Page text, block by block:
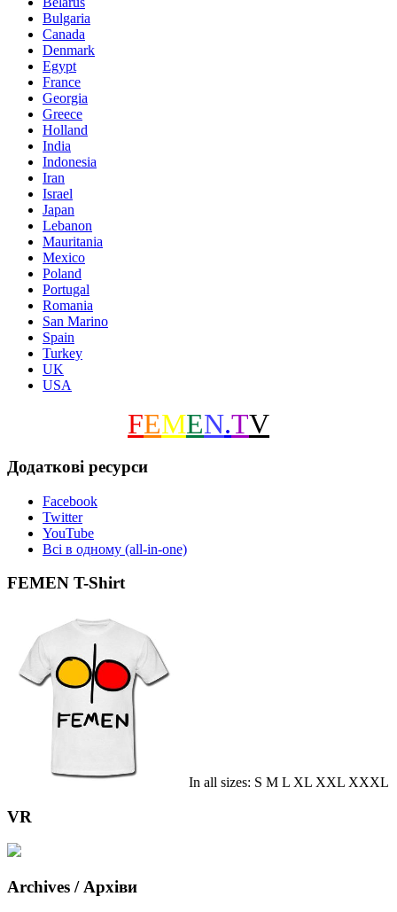
Bulgaria
Canada
Denmark
Egypt
France
Georgia
Greece
Holland
India
Indonesia
Iran
Israel
Japan
Lebanon
Mauritania
Mexico
Poland
Portugal
Romania
San Marino
Spain
Turkey
UK
USA
FEMEN.TV
Додаткові ресурси
Facebook
Twitter
YouTube
Всі в одному (all-in-one)
FEMEN T-Shirt
In all sizes: S M L XL XXL XXXL
VR
Archives / Архіви